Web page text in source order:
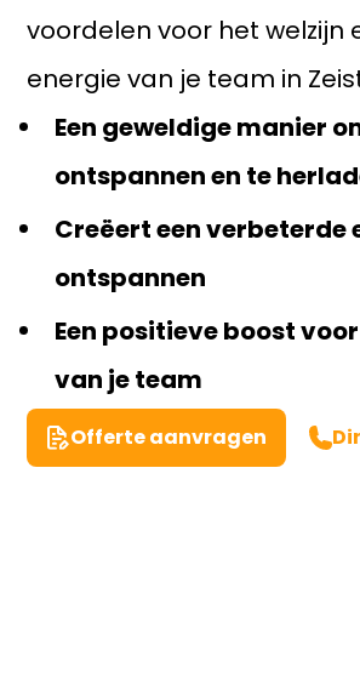
voordelen voor het welzijn
energie van je team in
Een geweldige manier
ontspannen en te
Creëert een verbeterde
ontspannen
Een positieve boost
van je team
Offerte aanvragen